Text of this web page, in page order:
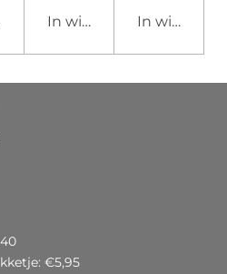
In winkelwagen
In
€5,95